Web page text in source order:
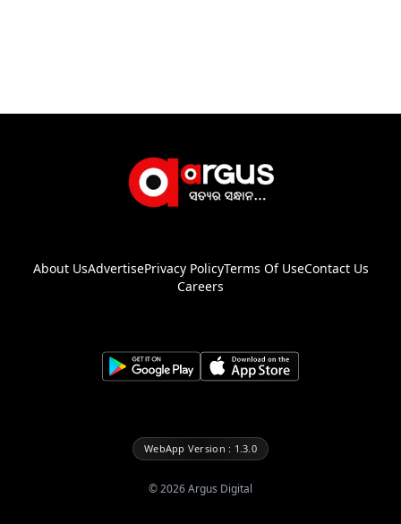
About UsAdvertisePrivacy PolicyTerms Of UseContact Us
Careers
WebApp Version : 1.3.0
©2026Argus Digital